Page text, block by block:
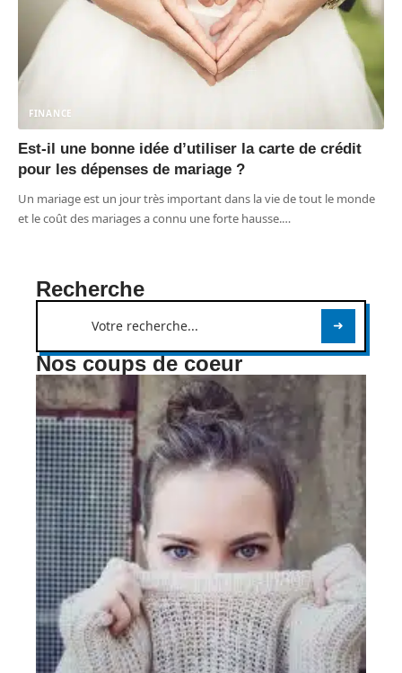
FINANCE
Est-il une bonne idée d’utiliser la carte de crédit
pour les dépenses de mariage ?
Un mariage est un jour très important dans la vie de tout le monde
et le coût des mariages a connu une forte hausse.…
Recherche
Nos coups de coeur